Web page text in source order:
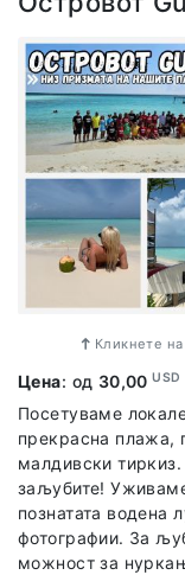
Во цената на
професионален
гребенот каде
Кликнете на
Цена: од 30,00USD
Посетуваме
прекрасна плажа,
малдивски
заљубите!
познатата водена
фотографии. За
можност за